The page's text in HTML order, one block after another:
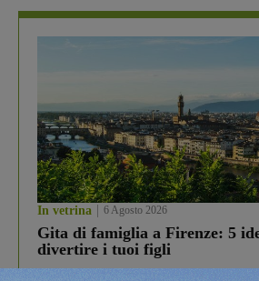
In vetrina 6 Agosto 2026
Gita di famiglia a Firenze: 5
divertire i tuoi figli